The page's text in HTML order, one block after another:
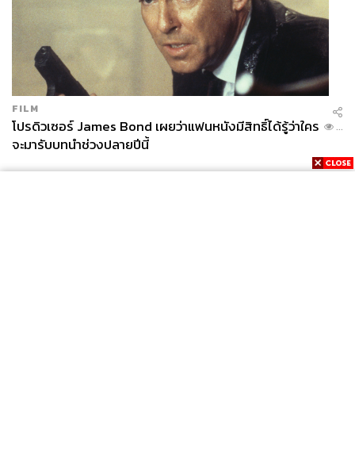
FILM
โปรดิวเซอร์ James Bond เผยว่าแฟนหนังมีสิทธิ์ได้รู้ว่าใคร
จะมารับบทนำช่วงปลายปีนี้
...